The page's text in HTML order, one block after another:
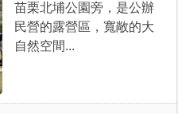
苗栗北埔公園旁，是公辦
民營的露營區，寬敞的大
自然空間...